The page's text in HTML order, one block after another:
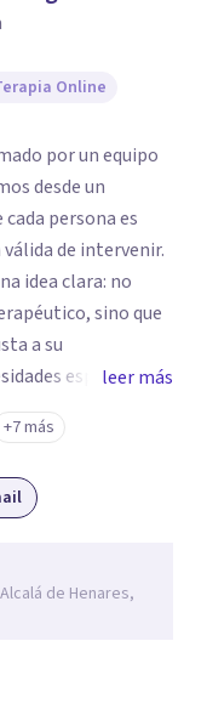
Online
por un equipo
desde un
persona es
de intervenir.
idea clara: no
sino que
a su
específicas.
de iniciar la
del caso es
desde
cada paciente
el proceso se
es necesario,
y sólida,
leer más
+7 más
de Henares,